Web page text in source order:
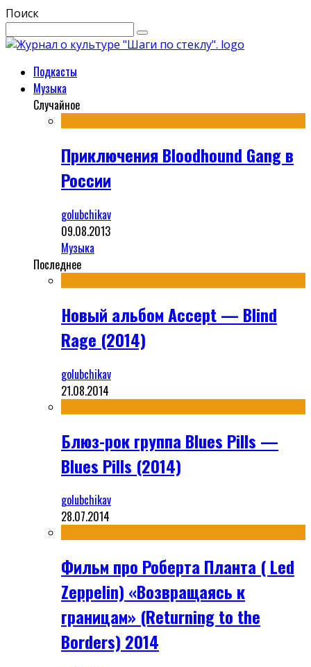
Поиск
Подкасты
Музыка
Случайное
Приключения Bloodhound Gang в
России
golubchikav
09.08.2013
Музыка
Последнее
Новый альбом Accept — Blind
Rage (2014)
golubchikav
21.08.2014
Блюз-рок группа Blues Pills —
Blues Pills (2014)
golubchikav
28.07.2014
Фильм про Роберта Планта ( Led
Zeppelin) «Возвращаясь к
границам» (Returning to the
Borders) 2014